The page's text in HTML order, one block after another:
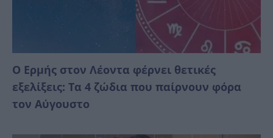
Ο Ερμής στον Λέοντα φέρνει θετικές
εξελίξεις: Τα 4 ζώδια που παίρνουν φόρα
τον Αύγουστο